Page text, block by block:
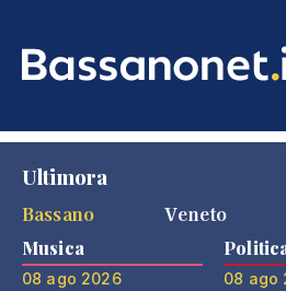
Ultimora
Bassano
Veneto
Musica
08 ago 2026 08 ago